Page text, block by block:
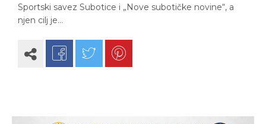
Sportski savez Subotice i „Nove subotičke novine“, a
njen cilj je…